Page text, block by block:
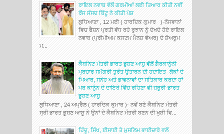
ਰਾਇਲ ਨਵਾਬ ਵੱਲੋਂ ਗਰਮੀਆਂ ਲਈ ਤਿਆਰ ਕੀਤੀ ਨਵੀਂ
ਰੇਂਜ ਸੰਸਦ ਬਿੱਟੂ ਨੇ ਕੀਤੀ ਪੇਸ਼
ਲੁਧਿਆਣਾ , 12 ਮਈ ( ਹਾਰਦਿਕ ਕੁਮਾਰ )-ਨੌਜਵਾਨਾਂ
ਵਿਚ ਫੈਸ਼ਨ ਪ੍ਰਤੀ ਵੱਧ ਰਹੇ ਰੁਝਾਨ ਨੂੰ ਦੇਖਦੇ ਹੋਏ ਰਾਇਲ
ਨਵਾਬ (ਪ੍ਰੀਮੀਅਮ ਕਸਟਮ ਮੈਨਜ਼ ਵੇਅਰ) ਦੇ ਸ਼ੋਅਰੂਮ
ਮ...
ਕੈਬਨਿਟ ਮੰਤਰੀ ਭਾਰਤ ਭੂਸ਼ਣ ਆਸ਼ੂ ਵੱਲੋਂ ਗੈਰਕਾਨੂੰਨੀ
ਪ੍ਰਚਾਰ ਸਮੱਗਰੀ ਤੁਰੰਤ ਉਤਾਰਨ ਦੀ ਹਦਾਇਤ -ਲੋਕਾਂ ਦੇ
ਪਿਆਰ, ਸਨੇਹ ਅਤੇ ਭਾਵਨਾਵਾਂ ਦਾ ਸਤਿਕਾਰ ਕਰਦਾ ਹਾਂ
ਪਰ ਕਾਨੂੰਨ ਦੇ ਦਾਇਰੇ ਵਿੱਚ ਰਹਿਣਾ ਵੀ ਜ਼ਰੂਰੀ-ਭਾਰਤ
ਭੂਸ਼ਣ ਆਸ਼ੂ
ਲੁਧਿਆਣਾ , 24 ਅਪ੍ਰੈਲ ( ਹਾਰਦਿਕ ਕੁਮਾਰ )- ਨਵੇਂ ਬਣੇ ਕੈਬਨਿਟ ਮੰਤਰੀ
ਸ੍ਰੀ ਭਾਰਤ ਭੂਸ਼ਣ ਆਸ਼ੂ ਨੇ ਉਨਾਂ ਦੇ ਕੈਬਨਿਟ ਮੰਤਰੀ ਬਣਨ ਦੀ ਖੁਸ਼ੀ ਵਿ...
ਹਿੰਦੂ, ਸਿੱਖ, ਈਸਾਈ ਤੇ ਮੁਸਲਿਮ ਭਾਈਚਾਰੇ ਵਲੋਂ